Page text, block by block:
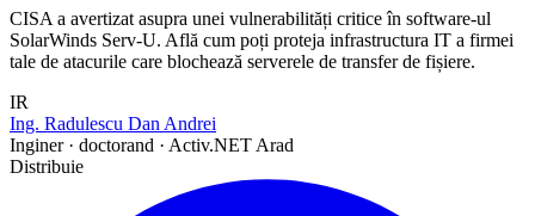
CISA a avertizat asupra unei vulnerabilități critice în software-ul
SolarWinds Serv-U. Află cum poți proteja infrastructura IT a firmei
tale de atacurile care blochează serverele de transfer de fișiere.
IR
Ing. Radulescu Dan Andrei
Inginer · doctorand · Activ.NET Arad
Distribuie